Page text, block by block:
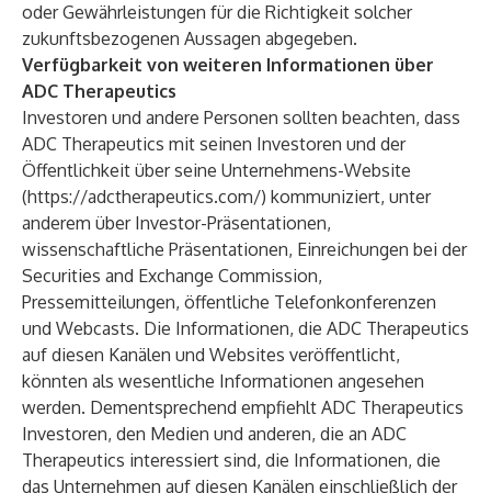
oder Gewährleistungen für die Richtigkeit solcher
zukunftsbezogenen Aussagen abgegeben.
Verfügbarkeit von weiteren Informationen über
ADC Therapeutics
Investoren und andere Personen sollten beachten, dass
ADC Therapeutics mit seinen Investoren und der
Öffentlichkeit über seine Unternehmens-Website
(https://adctherapeutics.com/) kommuniziert, unter
anderem über Investor-Präsentationen,
wissenschaftliche Präsentationen, Einreichungen bei der
Securities and Exchange Commission,
Pressemitteilungen, öffentliche Telefonkonferenzen
und Webcasts. Die Informationen, die ADC Therapeutics
auf diesen Kanälen und Websites veröffentlicht,
könnten als wesentliche Informationen angesehen
werden. Dementsprechend empfiehlt ADC Therapeutics
Investoren, den Medien und anderen, die an ADC
Therapeutics interessiert sind, die Informationen, die
das Unternehmen auf diesen Kanälen einschließlich der